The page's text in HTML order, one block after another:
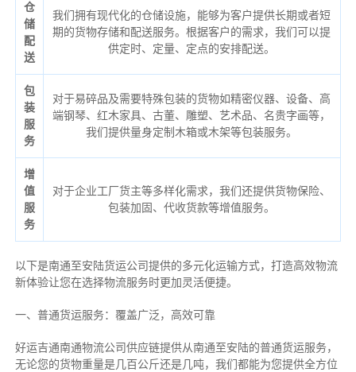
仓
储
配
送
我们拥有现代化的仓储设施，能够为客户提供长期或者短
期的货物存储和配送服务。根据客户的需求，我们可以提
供定时、定量、定点的安排配送。
包
装
服
务
对于易碎品及需要特殊包装的货物如精密仪器、设备、高
端钢琴、红木家具、古董、雕塑、艺术品、名贵字画等，
我们提供量身定制木箱或木架等包装服务。
增
值
服
务
对于企业工厂货主等多样化需求，我们还提供货物保险、
包装加固、代收货款等增值服务。
以下是南通至安陆货运公司提供的多元化运输方式，打造高效物流
新体验让您在选择物流服务时更加灵活便捷。
一、普通货运服务：覆盖广泛，高效可靠
好运吉通南通物流公司供应链提供从南通至安陆的普通货运服务，
无论您的货物重量是几百公斤还是几吨，我们都能为您提供全方位